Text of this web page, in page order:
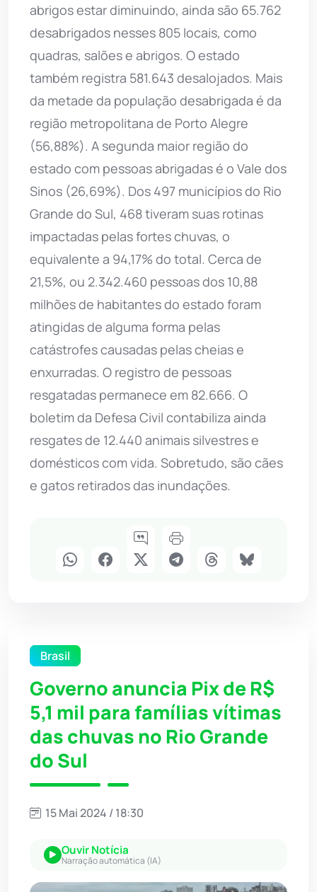
abrigos estar diminuindo, ainda são 65.762
desabrigados nesses 805 locais, como
quadras, salões e abrigos. O estado
também registra 581.643 desalojados. Mais
da metade da população desabrigada é da
região metropolitana de Porto Alegre
(56,88%). A segunda maior região do
estado com pessoas abrigadas é o Vale dos
Sinos (26,69%). Dos 497 municípios do Rio
Grande do Sul, 468 tiveram suas rotinas
impactadas pelas fortes chuvas, o
equivalente a 94,17% do total. Cerca de
21,5%, ou 2.342.460 pessoas dos 10,88
milhões de habitantes do estado foram
atingidas de alguma forma pelas
catástrofes causadas pelas cheias e
enxurradas. O registro de pessoas
resgatadas permanece em 82.666. O
boletim da Defesa Civil contabiliza ainda
resgates de 12.440 animais silvestres e
domésticos com vida. Sobretudo, são cães
e gatos retirados das inundações.
Brasil
Governo anuncia Pix de R$
5,1 mil para famílias vítimas
das chuvas no Rio Grande
do Sul
15 Mai 2024 / 18:30
Ouvir Notícia
Narração automática (IA)